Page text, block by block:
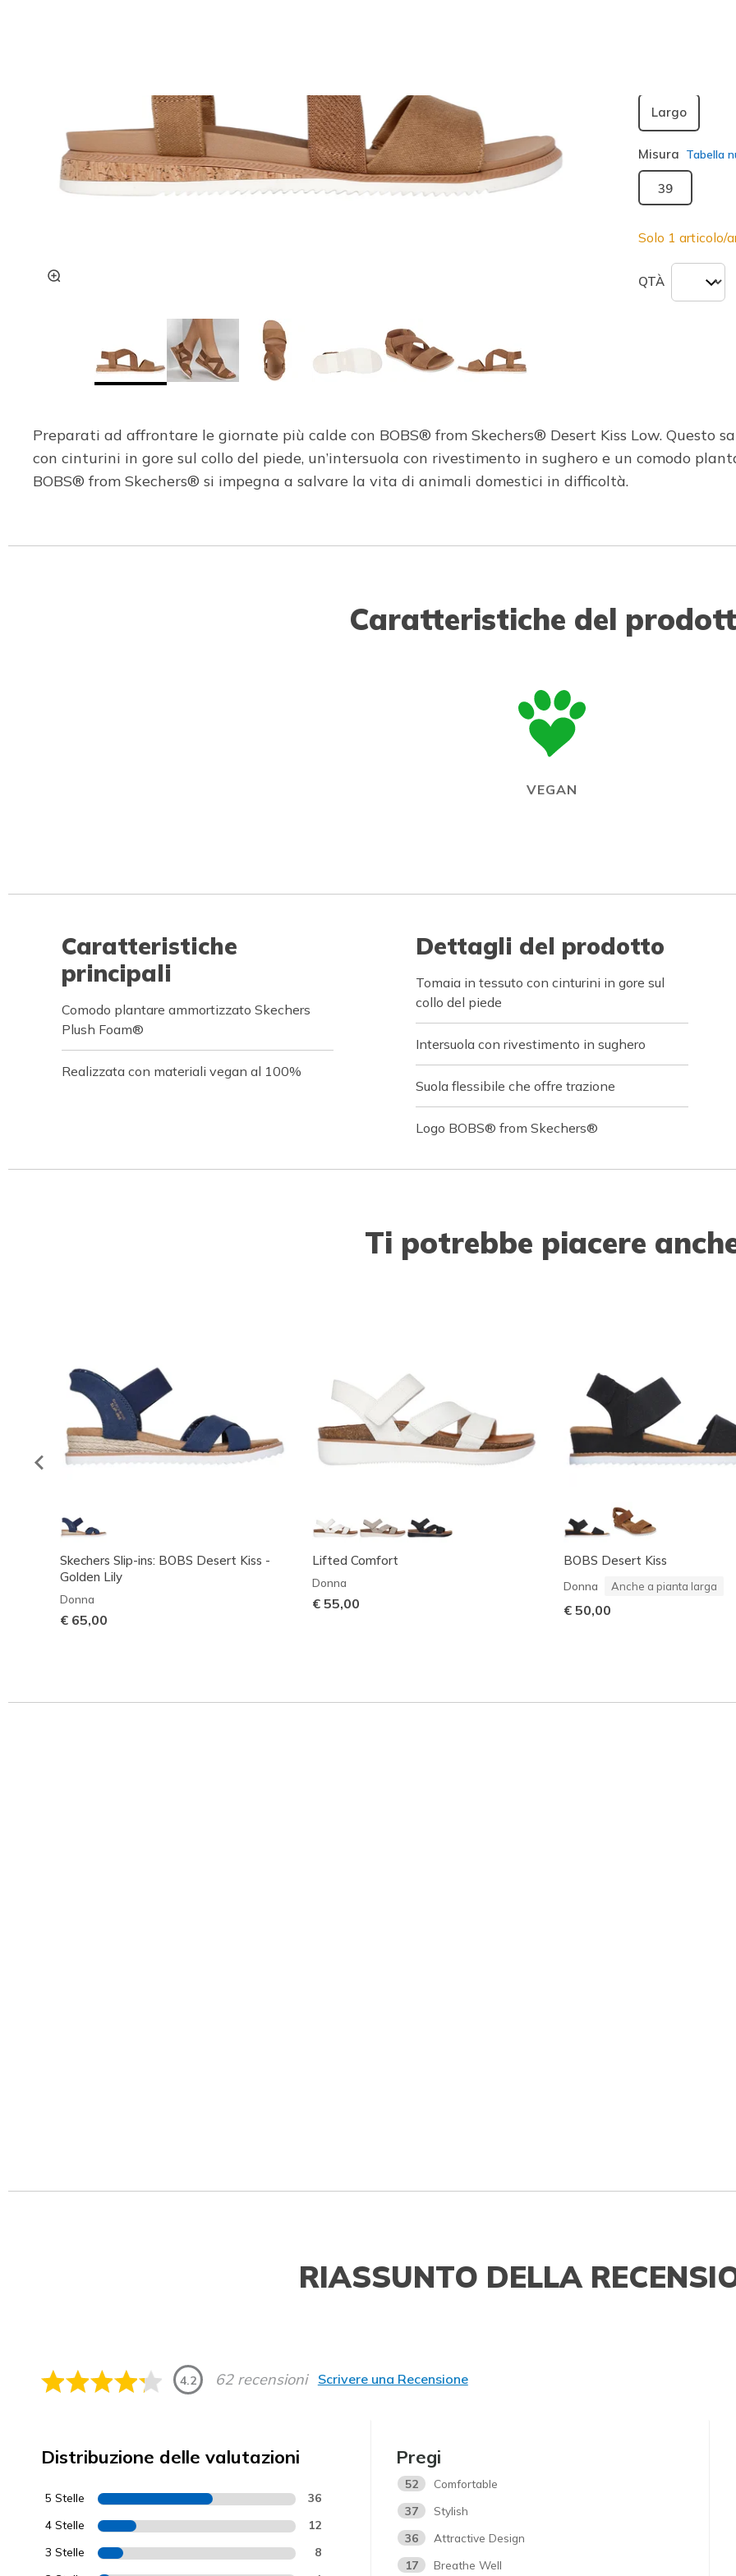
Largo
Misura Tabella
39
Solo 1 articolo/
QTÀ
Preparati ad affrontare le giornate più calde con BOBS® from Skechers® Desert Kiss Low. Questo
con cinturini in gore sul collo del piede, un’intersuola con rivestimento in sughero e un comodo
BOBS® from Skechers® si impegna a salvare la vita di animali domestici in difficoltà.
Caratteristiche del
VEGAN
Caratteristiche
principali
Comodo plantare ammortizzato Skechers
Plush Foam®
Realizzata con materiali vegan al 100%
Dettagli del prodotto
Tomaia in tessuto con cinturini in gore sul
collo del piede
Intersuola con rivestimento in sughero
Suola flessibile che offre trazione
Logo BOBS® from Skechers®
Ti potrebbe piacere
Skechers Slip-ins: BOBS Desert Kiss -
Golden Lily
Donna
€ 65,00
Lifted Comfort
Donna
€ 55,00
BOBS Desert Kiss
Donna Anche a pianta larga
€ 50,00
RIASSUNTO DELLA
4.2 62 recensioni Scrivere una Recensione
Distribuzione delle valutazioni
5 Stelle 36
4 Stelle 12
3 Stelle 8
Pregi
52
Comfortable
37
Stylish
36
Attractive Design
17
Breathe Well